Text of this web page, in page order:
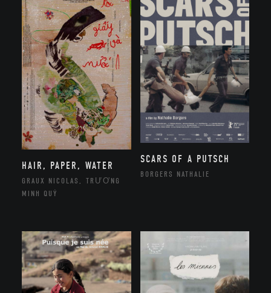
HAIR, PAPER, WATER
GRAUX NICOLAS, TRƯƠNG
MINH QUÝ
SCARS OF A PUTSCH
BORGERS NATHALIE